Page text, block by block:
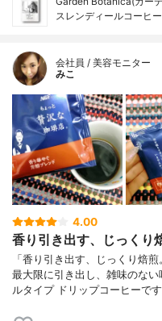
スレンディールコーヒー
会社員 / 美容モニター
みこ
4.00
香り引き出す、じっくり
「香り引き出す、じっくり焙
最大限に引き出し、雑味のな
ルタイプ ドリップコーヒーで